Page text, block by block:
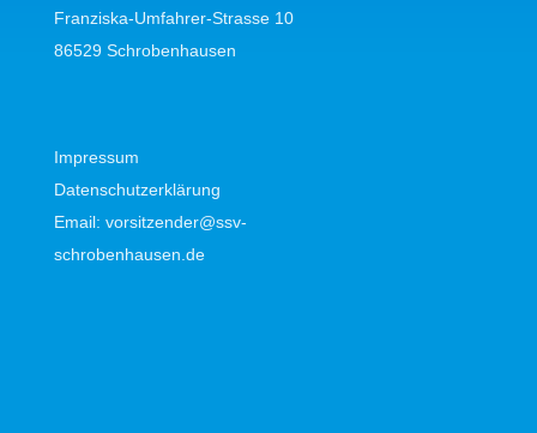
Franziska-Umfahrer-Strasse 10
86529 Schrobenhausen
Impressum
Datenschutzerklärung
Email: vorsitzender@ssv-
schrobenhausen.de